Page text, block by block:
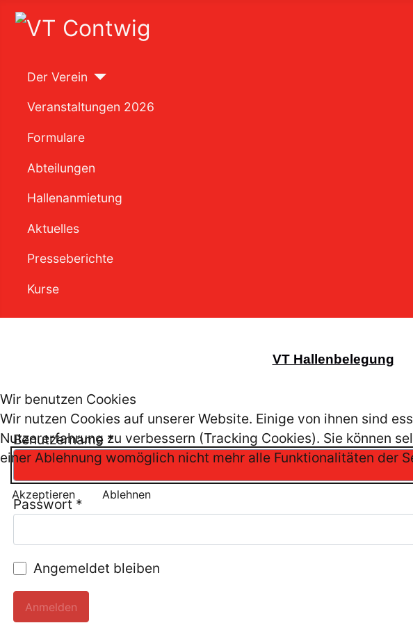
Der Verein
Veranstaltungen 2026
Formulare
Abteilungen
Hallenanmietung
Aktuelles
Presseberichte
Kurse
VT Hallenbelegung
Benutzername *
Passwort*
Angemeldet bleiben
Anmelden
Wir benutzen Cookies
Wir nutzen Cookies auf unserer Website. Einige von ihnen sind
Nutzererfahrung zu verbessern (Tracking Cookies). Sie können
einer Ablehnung womöglich nicht mehr alle Funktionalitäten der
Akzeptieren Ablehnen